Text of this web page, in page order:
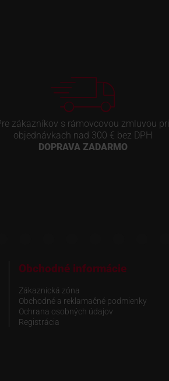
zákazníkov s rámovcovou zmluvou pri
objednávkach nad 300 € bez DPH
DOPRAVA ZADARMO
Obchodné informácie
Zákaznická zóna
Obchodné a reklamačné podmienky
Ochrana osobných údajov
Registrácia